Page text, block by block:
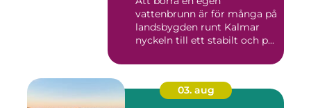
vattenbrunn är för många på
landsbygden runt Kalmar
nyckeln till ett stabilt och p...
03. aug